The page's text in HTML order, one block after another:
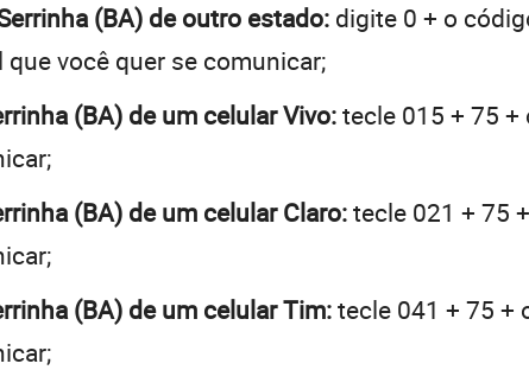
(BA) de outro estado: digite 0 + o
você quer se comunicar;
(BA) de um celular Vivo:tecle 015 + 75
(BA) de um celular Claro:tecle 021 + 75
(BA) de um celular Tim:tecle 041 + 75 +